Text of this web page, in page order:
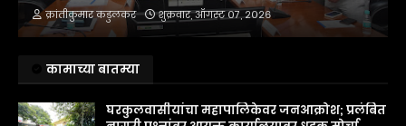
क्रांतीकुमार कडुलकर शुक्रवार, ऑगस्ट ०७, २०२६
कामाच्या बातम्या
घरकुलवासीयांचा महापालिकेवर जनआक्रोश; प्रलंबित